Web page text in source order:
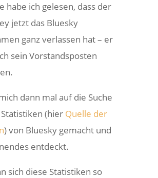
habe ich gelesen, dass der
jetzt das Bluesky
ganz verlassen hat – er
sein Vorstandsposten
dann mal auf die Suche
(hier Quelle der
) von Bluesky gemacht und
entdeckt.
sich diese Statistiken so